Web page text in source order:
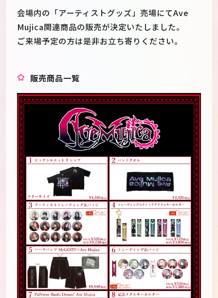
会場内の「アーティストグッズ」売場にてAve
Mujica関連商品の販売が決定いたしました。
ご来場予定の方は是非お立ち寄りください。
販売商品一覧